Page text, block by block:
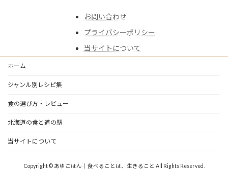
o n
お問い合わせ
プライバシーポリシー
当サイトについて
ホーム
ジャンル別レシピ集
食の選び方・レビュー
北海道の食と道の駅
当サイトについて
Copyright © あゆごはん｜食べることは、生きること All Rights Reserved.